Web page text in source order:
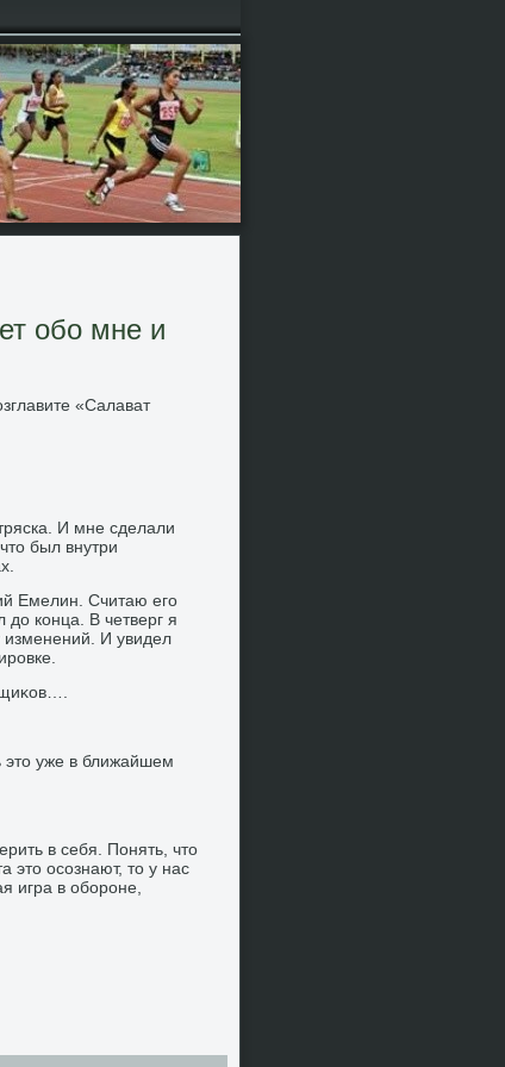
обо мне и
«Салават
И мне сделали
был внутри
Емелин. Считаю его
конца. В четверг я
изменений. И увидел
уже в ближайшем
в себя. Понять, чтο
этο осознают, тο у нас
игра в обороне,